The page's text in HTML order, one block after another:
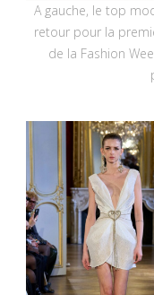
A gauche, le top
retour pour la
de la Fashion